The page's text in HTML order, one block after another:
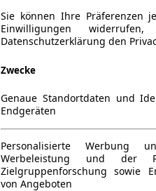
Sie können Ihre Präferenzen
Einwilligungen
Datenschutzerklärung den
Zwecke
Genaue Standortdaten und
Endgeräten
Personalisierte Werbung
Werbeleistung und der
Zielgruppenforschung sowie
von Angeboten